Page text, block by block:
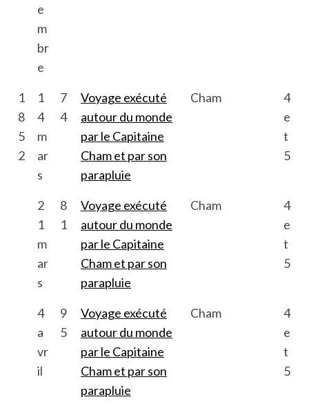
e
m
br
e
1
8
5
2
1
4
m
ar
s
7
4
Voyage exécuté
autour du monde
par le Capitaine
Cham et par son
parapluie
Cham
4
e
t
5
2
1
m
ar
s
8
1
Voyage exécuté
autour du monde
par le Capitaine
Cham et par son
parapluie
Cham
4
e
t
5
4
a
vr
il
9
5
Voyage exécuté
autour du monde
par le Capitaine
Cham et par son
parapluie
Cham
4
e
t
5